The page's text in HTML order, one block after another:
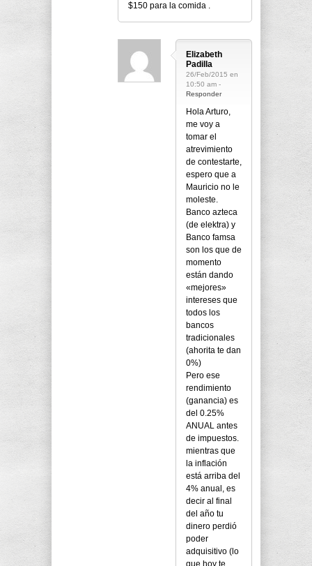
$150 para la comida .
Elizabeth
Padilla
26/Feb/2015 en
10:50 am -
Responder
Hola Arturo,
me voy a
tomar el
atrevimiento
de contestarte,
espero que a
Mauricio no le
moleste.
Banco azteca
(de elektra) y
Banco famsa
son los que de
momento
están dando
«mejores»
intereses que
todos los
bancos
tradicionales
(ahorita te dan
0%)
Pero ese
rendimiento
(ganancia) es
del 0.25%
ANUAL antes
de impuestos.
mientras que
la inflación
está arriba del
4% anual, es
decir al final
del año tu
dinero perdió
poder
adquisitivo (lo